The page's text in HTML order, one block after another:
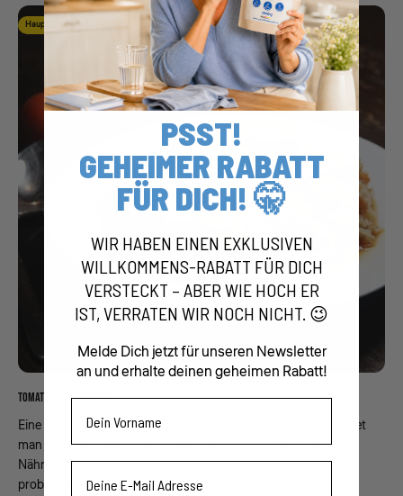
Hauptgericht
TOMATEN-PILZ-RISOTTO
Eine Art Risotto, die einfach geht und gut schmeckt! Verwendet
man Natur-Rundkorn Reis hat das Ganze sogar noch einige
Nährstoffe mehr und ist perfekt als Mittag- oder Abendessen,
probiers einfach...
PSST!
GEHEIMER RABATT
FÜR DICH! 🤫
WIR HABEN EINEN EXKLUSIVEN
WILLKOMMENS-RABATT FÜR DICH
VERSTECKT – ABER WIE HOCH ER
IST, VERRATEN WIR NOCH NICHT. 😉
Melde Dich jetzt für unseren Newsletter
an und erhalte deinen geheimen Rabatt!